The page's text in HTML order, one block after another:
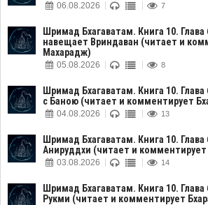
06.08.2026 7
Шримад Бхагаватам. Книга 10. Глава
навещает Вриндаван (читает и
Махарадж)
05.08.2026 8
Шримад Бхагаватам. Книга 10.
с Баною (читает и комментирует
04.08.2026 13
Шримад Бхагаватам. Книга 10.
Анируддхи (читает и
03.08.2026 14
Шримад Бхагаватам. Книга 10. Глава
Рукми (читает и комментирует